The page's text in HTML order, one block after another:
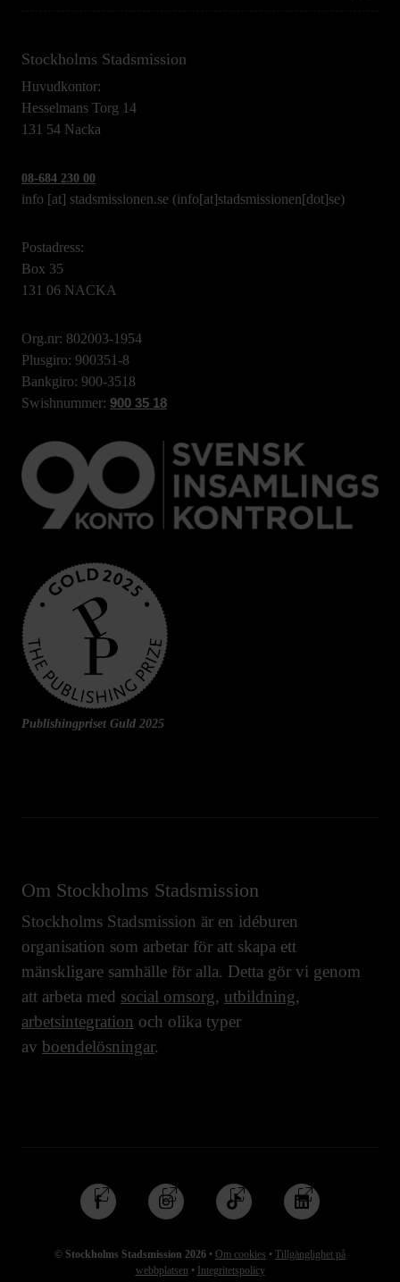
Stockholms Stadsmission
Huvudkontor:
Hesselmans Torg 14
131 54 Nacka
08-684 230 00
info [at] stadsmissionen.se (info[at]stadsmissionen[dot]se)
Postadress:
Box 35
131 06 NACKA
Org.nr: 802003-1954
Plusgiro: 900351-8
Bankgiro: 900-3518
Swishnummer: 900 35 18
Publishingpriset Guld 2025
Om Stockholms Stadsmission
Stockholms Stadsmission är en idéburen
organisation som arbetar för att skapa ett
mänskligare samhälle för alla. Detta gör vi genom
att arbeta med social omsorg, utbildning,
arbetsintegration och olika typer
av boendelösningar.
© Stockholms Stadsmission 2026 • Om cookies • Tillgänglighet på
webbplatsen • Integritetspolicy
Följ
oss
Facebook
Följ
oss
Instagram
Följ
oss
TikTok
Följ
oss
Linkedin